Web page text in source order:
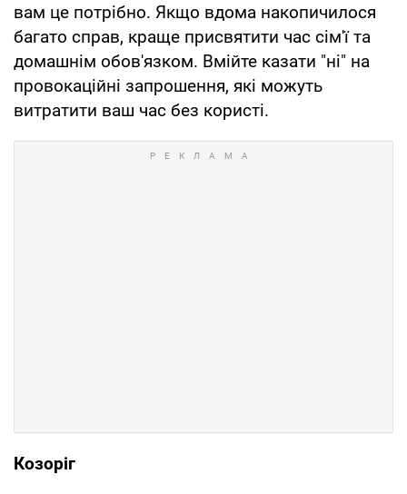
вам це потрібно. Якщо вдома накопичилося
багато справ, краще присвятити час сім'ї та
домашнім обов'язком. Вмійте казати "ні" на
провокаційні запрошення, які можуть
витратити ваш час без користі.
Козоріг